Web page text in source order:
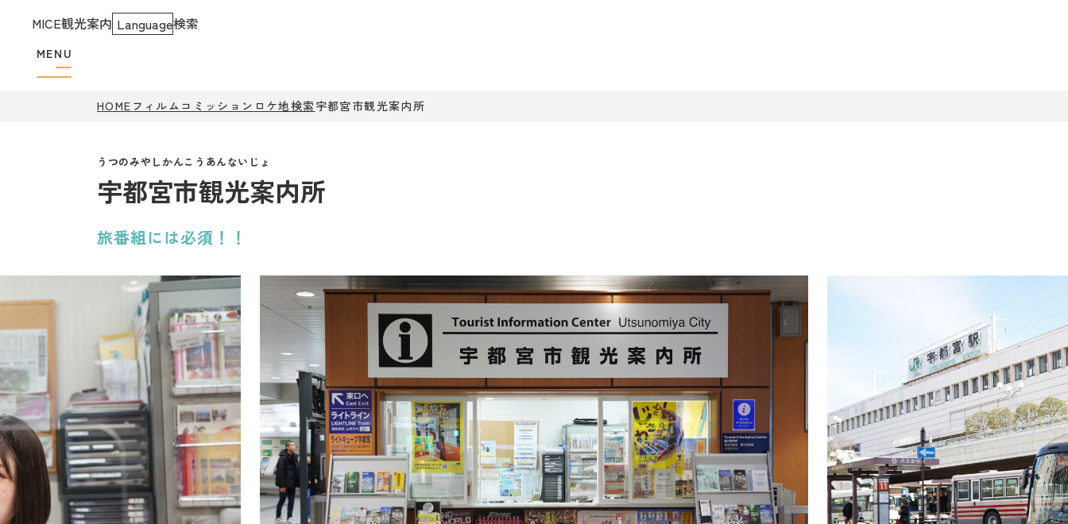
MENU
MICE観光案内 Language検索
HOME フィルムコミッション ロケ地検索 宇都宮市観光案内所
宇都宮市観光案内所
旅番組には必須！！